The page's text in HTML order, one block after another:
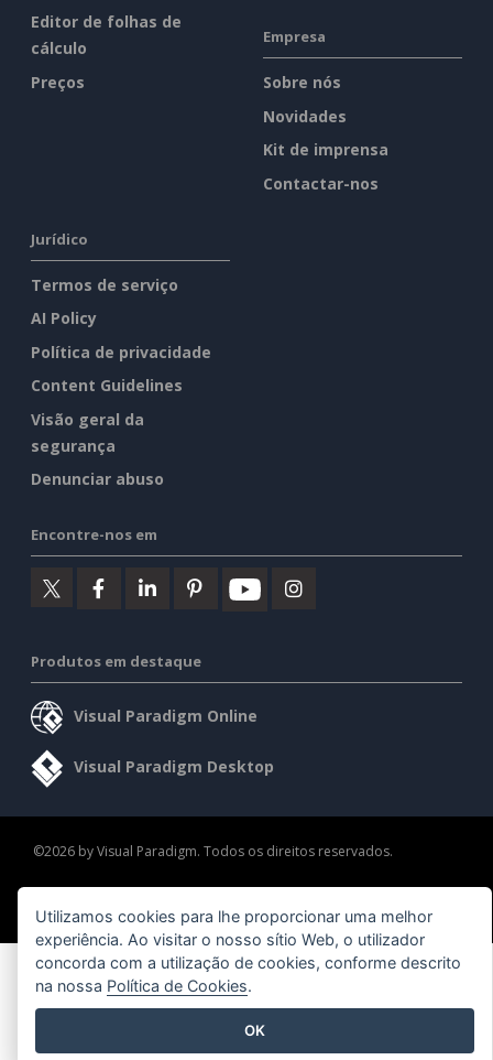
Editor de folhas de
cálculo
Preços
Empresa
Sobre nós
Novidades
Kit de imprensa
Contactar-nos
Jurídico
Termos de serviço
AI Policy
Política de privacidade
Content Guidelines
Visão geral da
segurança
Denunciar abuso
Encontre-nos em
Produtos em destaque
Visual Paradigm Online
Visual Paradigm Desktop
©2026 by Visual Paradigm. Todos os direitos reservados.
Content Guidelines
Visão geral da segurança
Utilizamos cookies para lhe proporcionar uma melhor
experiência. Ao visitar o nosso sítio Web, o utilizador
concorda com a utilização de cookies, conforme descrito
na nossa Política de Cookies.
OK